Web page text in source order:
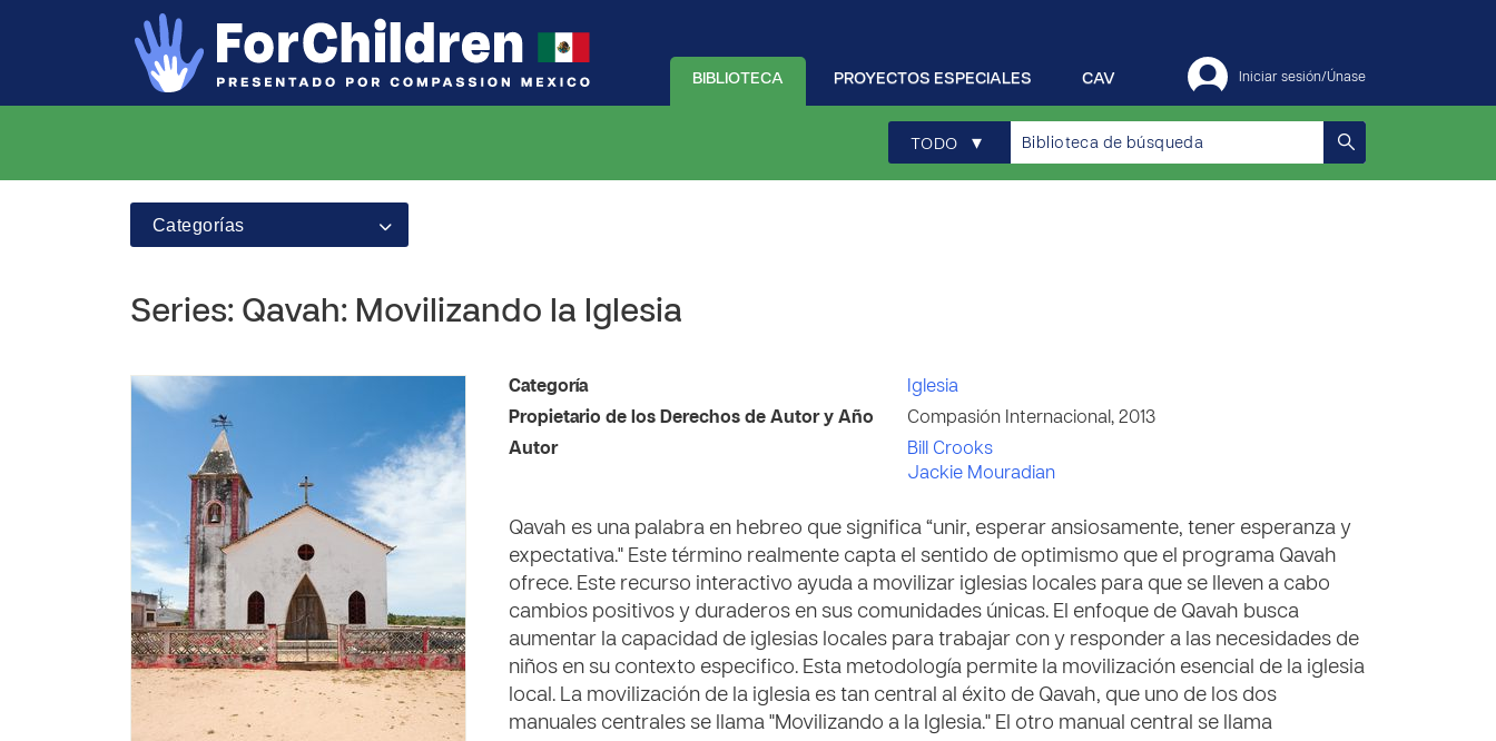
Iniciar sesión/Únase
CAV
PROYECTOS ESPECIALES
BIBLIOTECA
TODO ▾
Categorías
Series: Qavah: Movilizando la Iglesia
Categoría
Iglesia
Propietario de los Derechos de Autor y Año
Compasión Internacional, 2013
Autor
Bill Crooks
Jackie Mouradian
Qavah es una palabra en hebreo que significa “unir, esperar ansiosamente, tener esperanza y
expectativa." Este término realmente capta el sentido de optimismo que el programa Qavah
ofrece. Este recurso interactivo ayuda a movilizar iglesias locales para que se lleven a cabo
cambios positivos y duraderos en sus comunidades únicas. El enfoque de Qavah busca
aumentar la capacidad de iglesias locales para trabajar con y responder a las necesidades de
niños en su contexto especifico. Esta metodología permite la movilización esencial de la iglesia
local. La movilización de la iglesia es tan central al éxito de Qavah, que uno de los dos
manuales centrales se llama "Movilizando a la Iglesia." El otro manual central se llama